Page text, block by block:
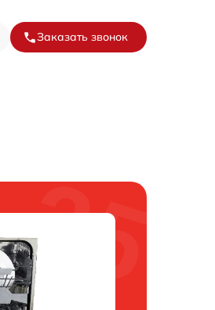
Заказать звонок